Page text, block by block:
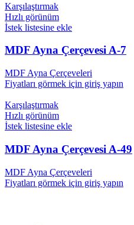
Karşılaştırmak
Hızlı görünüm
İstek listesine ekle
MDF Ayna Çerçevesi A-7
MDF Ayna Çerçeveleri
Fiyatları görmek için giriş yapın
Karşılaştırmak
Hızlı görünüm
İstek listesine ekle
MDF Ayna Çerçevesi A-49
MDF Ayna Çerçeveleri
Fiyatları görmek için giriş yapın